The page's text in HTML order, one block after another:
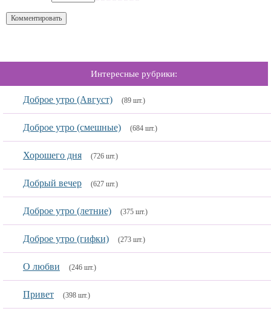
Интересные рубрики:
Доброе утро (Август) (89 шт.)
Доброе утро (смешные) (684 шт.)
Хорошего дня (726 шт.)
Добрый вечер (627 шт.)
Доброе утро (летние) (375 шт.)
Доброе утро (гифки) (273 шт.)
О любви (246 шт.)
Привет (398 шт.)